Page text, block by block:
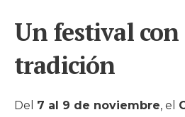
Un festival con
tradición
Del 7 al 9 de noviembre, el